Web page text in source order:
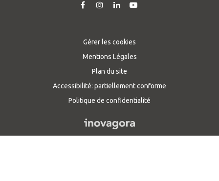
Lien
compte
Facebook
Lien
compte
Instagram
Lien
compte
Linkedin
Lien
chaîne
Youtube
Gérer les cookies
Mentions Légales
Plan du site
Accessibilité: partiellement conforme
Politique de confidentialité